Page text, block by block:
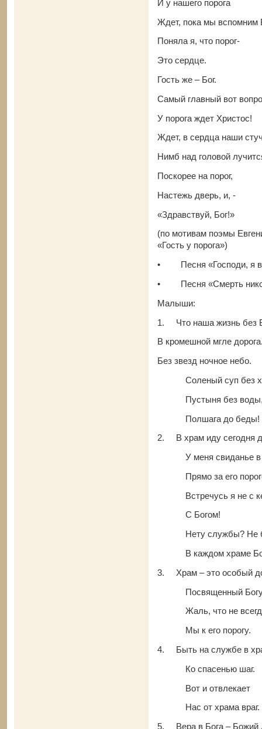
И у нашего порога
Ждет, пока мы вспомним
Поняла я, что порог-
Это сердце.
Гость же – Бог.
Самый главный вот
У порога ждет Христос!
Ждет, в сердца наши
Нимб над головой
Поскорее на порог,
Настежь дверь, и, -
«Здравствуй, Бог!»
(по мотивам поэмы
«Гость у порога»)
•
Песня «Господи, я
•
Песня «Смерть
Малыши:
1.
Что наша жизнь без
В кромешной мгле
Без звезд ночное небо.
Соленый суп без
Пустыня без
Полшага до беды!
2.
В храм иду сегодня
У меня свиданье в
Прямо за его
Встречусь я не с
С Богом!
Нету службы? Не
В каждом храме Бог
3.
Храм – это особый
Посвященный
Жаль, что не
Мы к его порогу.
4.
Быть на службе в
Ко спасенью шаг.
Вот и отвлекает
Нас от храма враг.
5.
Вера в Бога – Божий